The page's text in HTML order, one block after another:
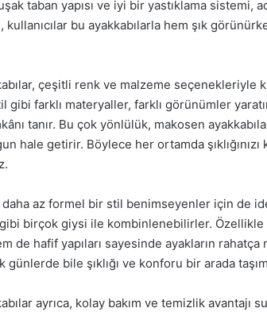
taban yapısı ve iyi bir yastıklama sistemi,
kullanıcılar bu ayakkabılarla hem şık
çeşitli renk ve malzeme seçenekleriyle
gibi farklı materyaller, farklı görünümler
tanır. Bu çok yönlülük, makosen
hale getirir. Böylece her ortamda şıklığınızı
daha az formel bir stil benimseyenler için de
birçok giysi ile kombinlenebilirler. Özellikle
de hafif yapıları sayesinde ayakların rahatça
günlerde bile şıklığı ve konforu bir arada
ayrıca, kolay bakım ve temizlik avantajı